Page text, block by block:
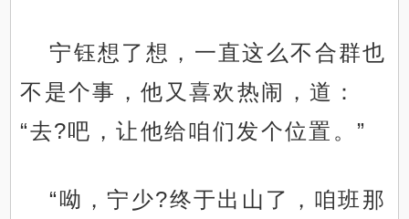
宁钰想了想，一直这么不合群也
不是个事，他又喜欢热闹，道：
“去?吧，让他给咱们发个位置。”
“呦，宁少?终于出山了，咱班那